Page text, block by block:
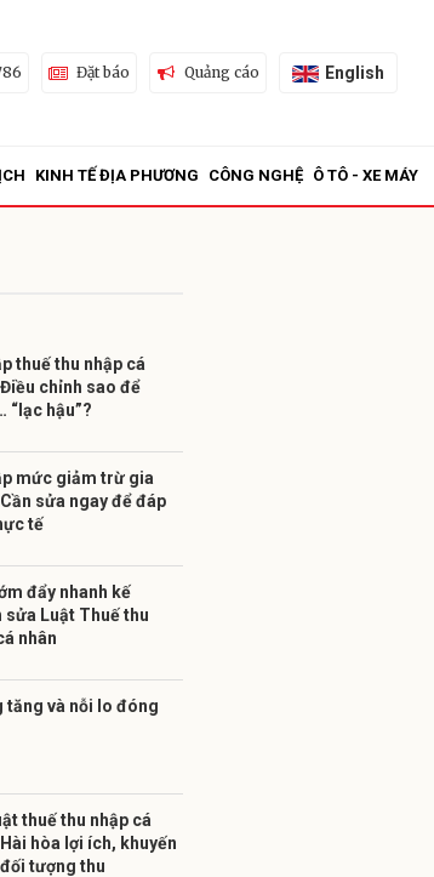
Đặt báo Quảng cáo English
KINH TẾ ĐỊA PHƯƠNG CÔNG NGHỆ Ô TÔ - XE MÁY
thuế thu nhập cá
chỉnh sao để
“lạc hậu”?
mức giảm trừ gia
sửa ngay để đáp
tế
đẩy nhanh kế
sửa Luật Thuế thu
nhân
tăng và nỗi lo đóng
thuế thu nhập cá
hòa lợi ích, khuyến
tượng thu